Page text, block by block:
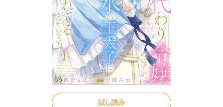
試し読み